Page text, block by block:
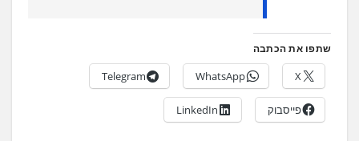
שתפו את הכתבה
X
WhatsApp
Telegram
פייסבוק LinkedIn